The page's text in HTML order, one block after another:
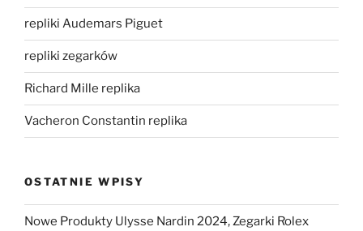
repliki Audemars Piguet
repliki zegarków
Richard Mille replika
Vacheron Constantin replika
OSTATNIE WPISY
Nowe Produkty Ulysse Nardin 2024, Zegarki Rolex